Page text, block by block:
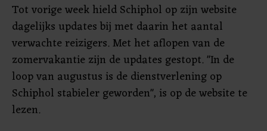
Tot vorige week hield Schiphol op zijn website
dagelijks updates bij met daarin het aantal
verwachte reizigers. Met het aflopen van de
zomervakantie zijn de updates gestopt. "In de
loop van augustus is de dienstverlening op
Schiphol stabieler geworden", is op de website te
lezen.